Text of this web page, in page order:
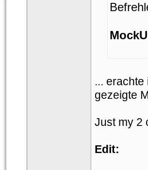
...
gezeigte
Just my 2
Edit: